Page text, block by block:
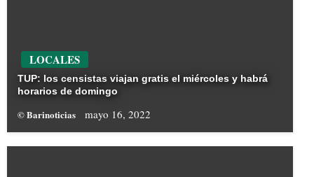
LOCALES
TUP: los censistas viajan gratis el miércoles y habrá
horarios de domingo
© Barinoticias mayo 16, 2022